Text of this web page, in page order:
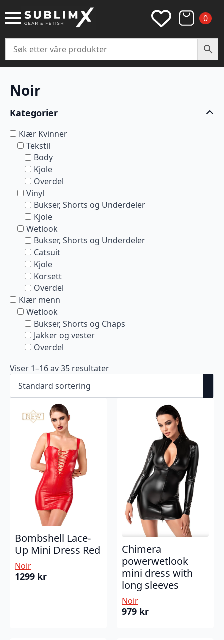
0
Noir
Kategorier
Klær Kvinner
Tekstil
Body
Kjole
Overdel
Vinyl
Bukser, Shorts og Underdeler
Kjole
Wetlook
Bukser, Shorts og Underdeler
Catsuit
Kjole
Korsett
Overdel
Klær menn
Wetlook
Bukser, Shorts og Chaps
Jakker og vester
Overdel
Viser 1–16 av 35 resultater
Bombshell Lace-
Up Mini Dress Red
Noir
1299 kr
Chimera
powerwetlook
mini dress with
long sleeves
Noir
979 kr